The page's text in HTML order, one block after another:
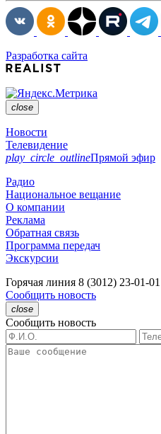
Разработка сайта
close
Новости
Телевидение
play_circle_outlineПрямой эфир
Радио
Национальное вещание
О компании
Реклама
Обратная связь
Программа передач
Экскурсии
Горячая линия 8 (3012) 23-01-01
Сообщить новость
close
Сообщить новость